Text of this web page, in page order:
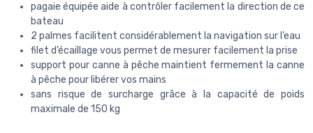
pagaie équipée aide à contrôler facilement la direction de ce
bateau
2 palmes facilitent considérablement la navigation sur l’eau
filet d’écaillage vous permet de mesurer facilement la prise
support pour canne à pêche maintient fermement la canne
à pêche pour libérer vos mains
sans risque de surcharge grâce à la capacité de poids
maximale de 150 kg